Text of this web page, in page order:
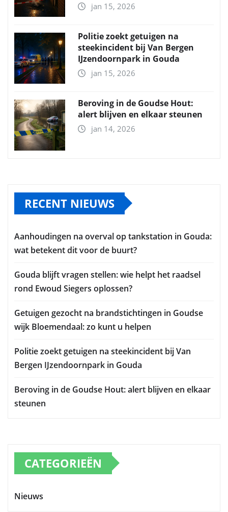
jan 15, 2026
Politie zoekt getuigen na
steekincident bij Van Bergen
IJzendoornpark in Gouda
jan 15, 2026
Beroving in de Goudse Hout:
alert blijven en elkaar steunen
jan 14, 2026
RECENT NIEUWS
Aanhoudingen na overval op tankstation in Gouda:
wat betekent dit voor de buurt?
Gouda blijft vragen stellen: wie helpt het raadsel
rond Ewoud Siegers oplossen?
Getuigen gezocht na brandstichtingen in Goudse
wijk Bloemendaal: zo kunt u helpen
Politie zoekt getuigen na steekincident bij Van
Bergen IJzendoornpark in Gouda
Beroving in de Goudse Hout: alert blijven en elkaar
steunen
CATEGORIEËN
Nieuws